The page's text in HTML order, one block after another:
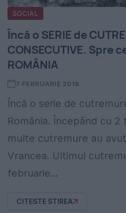
SOCIAL
Încă o SERIE de
CONSECUTIVE. Spre
ROMÂNIA
7 FEBRUARIE 2018
Încă o serie de
România. Începând cu 2
multe cutremure au
Vrancea. Ultimul
februarie...
CITESTE STIREA